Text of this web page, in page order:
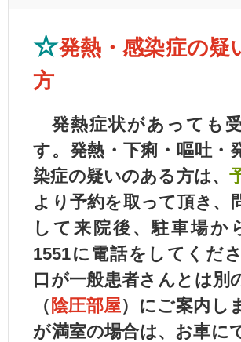
☆発熱・感染症の疑
方
発熱症状があっても
す。発熱・下痢・嘔吐・
染症の疑いのある方は、
より予約を取って頂き、
して来院後、駐車場か
1551に電話を してくだ
口が一般患者さんとは別
（ 陰圧部屋）にご案内し
が満室の場合は、お車に